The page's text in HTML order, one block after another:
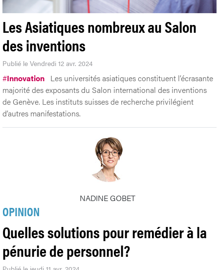
Les Asiatiques nombreux au Salon
des inventions
Publié le Vendredi 12 avr. 2024
#Innovation Les universités asiatiques constituent l’écrasante
majorité des exposants du Salon international des inventions
de Genève. Les instituts suisses de recherche privilégient
d’autres manifestations.
NADINE GOBET
OPINION
Quelles solutions pour remédier à la
pénurie de personnel?